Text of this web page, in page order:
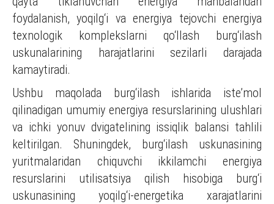
foydalanish, yoqilg‘i va energiya tejovchi energiya
texnologik komplekslarni qo‘llash burg‘ilash
uskunalarining harajatlarini sezilarli darajada
kamaytiradi.
Ushbu maqolada burg‘ilash ishlarida iste’mol
qilinadigan umumiy energiya resurslarining ulushlari
va ichki yonuv dvigatelining issiqlik balansi tahlili
keltirilgan. Shuningdek, burg‘ilash uskunasining
yuritmalaridan chiquvchi ikkilamchi energiya
resurslarini utilisatsiya qilish hisobiga burg‘i
uskunasining yoqilg‘i-energetika xarajatlarini